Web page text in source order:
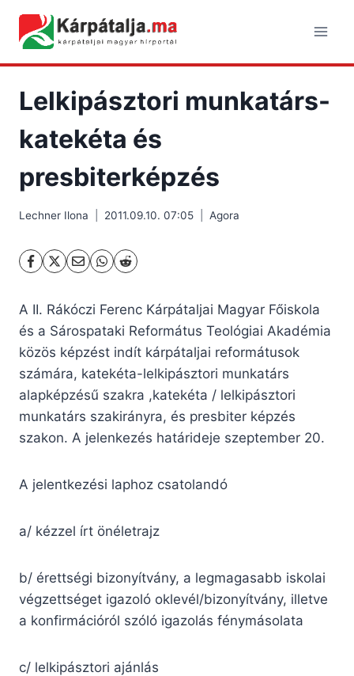
content
Lelkipásztori munkatárs-
katekéta és
presbiterképzés
Lechner Ilona 2011.09.10. 07:05 Agora
A II. Rákóczi Ferenc Kárpátaljai Magyar Főiskola
és a Sárospataki Református Teológiai Akadémia
közös képzést indít kárpátaljai reformátusok
számára, katekéta-lelkipásztori munkatárs
alapképzésű szakra ,katekéta / lelkipásztori
munkatárs szakirányra, és presbiter képzés
szakon. A jelenkezés határideje szeptember 20.
A jelentkezési laphoz csatolandó
a/ kézzel írt önéletrajz
b/ érettségi bizonyítvány, a legmagasabb iskolai
végzettséget igazoló oklevél/bizonyítvány, illetve
a konfirmációról szóló igazolás fénymásolata
c/ lelkipásztori ajánlás